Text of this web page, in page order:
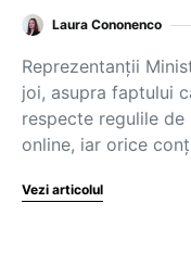
Laura Cononenco
Reprezentanţii
joi, asupra faptului
respecte regulile
online, iar orice
Vezi articolul